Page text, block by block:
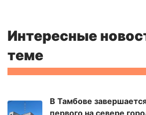
Интересные
теме
В Тамбове
первого на севере